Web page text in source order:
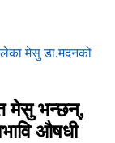
मेसु डा.मदनको
मेसु भन्छन्,
औषधी